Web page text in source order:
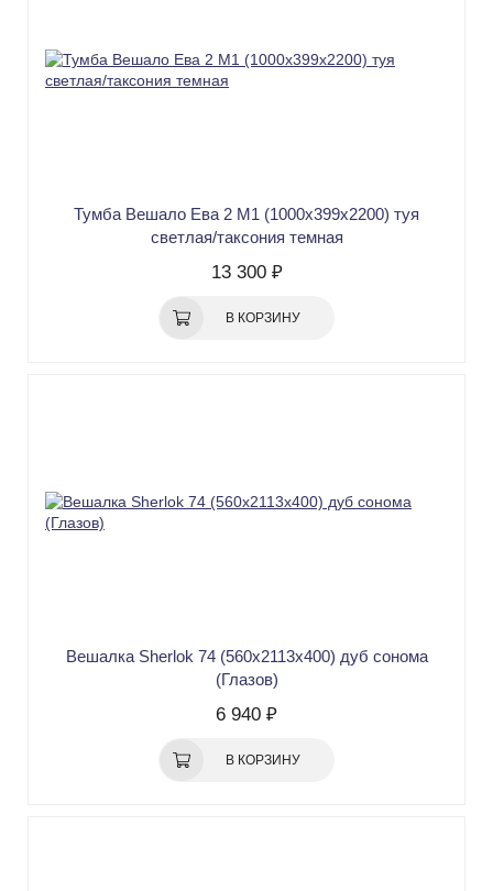
Тумба Вешало Ева 2 М1 (1000х399х2200) туя
светлая/таксония темная
13 300 ₽
В КОРЗИНУ
Вешалка Sherlok 74 (560х2113х400) дуб сонома
(Глазов)
6 940 ₽
В КОРЗИНУ